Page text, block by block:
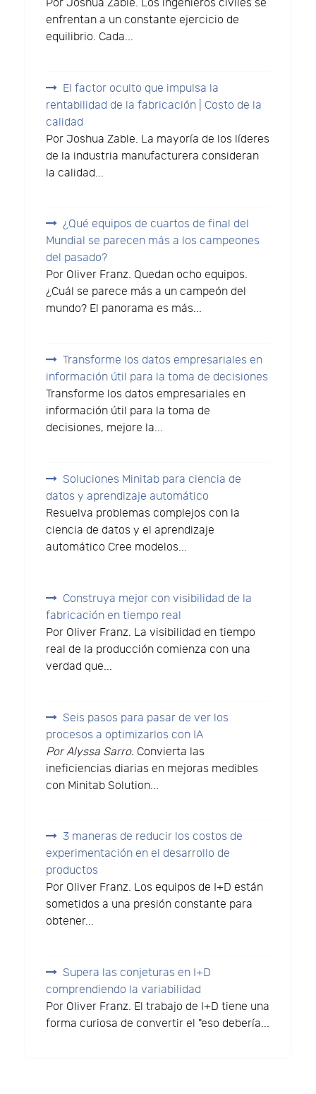
Por Joshua Zable. Los ingenieros civiles se
enfrentan a un constante ejercicio de
equilibrio. Cada...
El factor oculto que impulsa la
rentabilidad de la fabricación | Costo de la
calidad
Por Joshua Zable. La mayoría de los líderes
de la industria manufacturera consideran
la calidad...
¿Qué equipos de cuartos de final del
Mundial se parecen más a los campeones
del pasado?
Por Oliver Franz. Quedan ocho equipos.
¿Cuál se parece más a un campeón del
mundo? El panorama es más...
Transforme los datos empresariales en
información útil para la toma de decisiones
Transforme los datos empresariales en
información útil para la toma de
decisiones, mejore la...
Soluciones Minitab para ciencia de
datos y aprendizaje automático
Resuelva problemas complejos con la
ciencia de datos y el aprendizaje
automático Cree modelos...
Construya mejor con visibilidad de la
fabricación en tiempo real
Por Oliver Franz. La visibilidad en tiempo
real de la producción comienza con una
verdad que...
Seis pasos para pasar de ver los
procesos a optimizarlos con IA
Por Alyssa Sarro. Convierta las
ineficiencias diarias en mejoras medibles
con Minitab Solution...
3 maneras de reducir los costos de
experimentación en el desarrollo de
productos
Por Oliver Franz. Los equipos de I+D están
sometidos a una presión constante para
obtener...
Supera las conjeturas en I+D
comprendiendo la variabilidad
Por Oliver Franz. El trabajo de I+D tiene una
forma curiosa de convertir el "eso debería...